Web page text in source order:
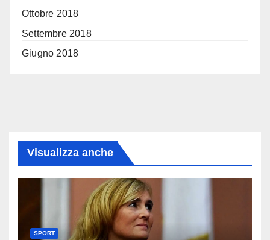
Ottobre 2018
Settembre 2018
Giugno 2018
Visualizza anche
SPORT